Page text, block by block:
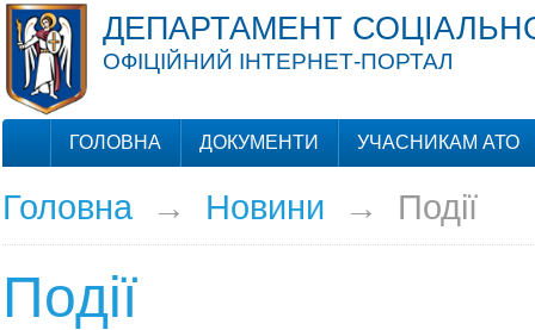
ДЕПАРТАМЕНТ
ОФІЦІЙНИЙ ІНТЕРНЕТ-ПОРТАЛ
ГОЛОВНА ДОКУМЕНТИ УЧАСНИКАМ АТО
Головна→ Новини → Події
Події